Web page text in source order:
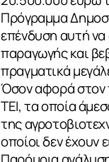
Πρόγραμμα
επένδυση αυτή να
παραγωγής και
πραγματικά
Όσον αφορά στον
ΤΕΙ, τα οποία
της
οποίοι δεν έχουν